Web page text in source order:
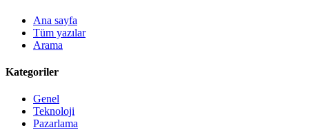
Ana sayfa
Tüm yazılar
Arama
Kategoriler
Genel
Teknoloji
Pazarlama